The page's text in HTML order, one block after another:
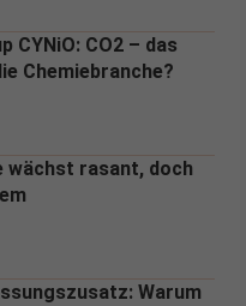
CYNiO: CO2 – das
Chemiebranche?
wächst rasant, doch
Warum